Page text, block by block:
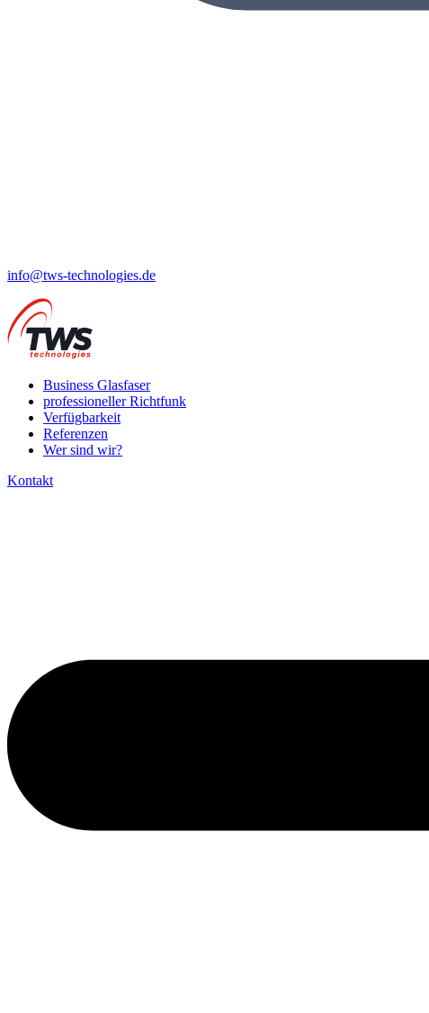
info@tws-technologies.de
Business Glasfaser
professioneller Richtfunk
Verfügbarkeit
Referenzen
Wer sind wir?
Kontakt